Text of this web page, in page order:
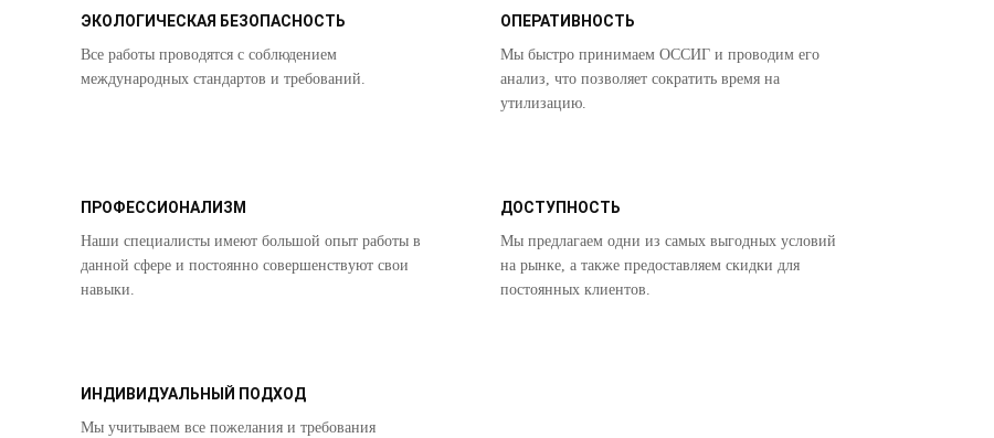
ЭКОЛОГИЧЕСКАЯ БЕЗОПАСНОСТЬ
Все работы проводятся с соблюдением
международных стандартов и требований.
ОПЕРАТИВНОСТЬ
Мы быстро принимаем ОССИГ и проводим его
анализ, что позволяет сократить время на
утилизацию.
ПРОФЕССИОНАЛИЗМ
Наши специалисты имеют большой опыт работы в
данной сфере и постоянно совершенствуют свои
навыки.
ДОСТУПНОСТЬ
Мы предлагаем одни из самых выгодных условий
на рынке, а также предоставляем скидки для
постоянных клиентов.
ИНДИВИДУАЛЬНЫЙ ПОДХОД
Мы учитываем все пожелания и требования